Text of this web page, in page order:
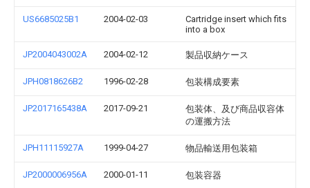
US6685025B1 2004-02-03
Cartridge insert which fits
into a box
JP2004043002A 2004-02-12 製品収納ケース
JPH0818626B2 1996-02-28 包装構成要素
JP2017165438A 2017-09-21
包装体、及び商品収容体
の運搬方法
JPH11115927A 1999-04-27 物品輸送用包装箱
JP2000006956A 2000-01-11 包装容器